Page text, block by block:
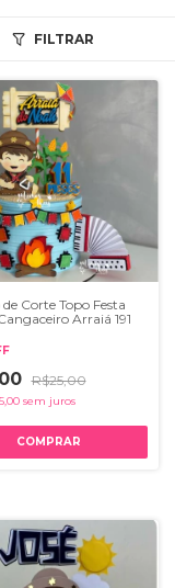
FILTRAR
Corte Topo Festa
Arraiá 191
R$25,00
sem juros